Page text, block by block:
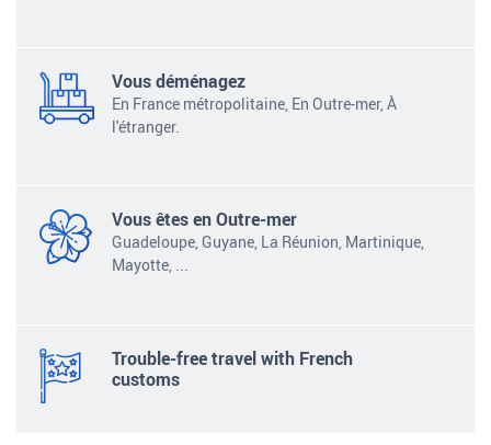
Vous déménagez
En France métropolitaine, En Outre-mer, À
l'étranger.
Vous êtes en Outre-mer
Guadeloupe, Guyane, La Réunion, Martinique,
Mayotte, ...
Trouble-free travel with French
customs